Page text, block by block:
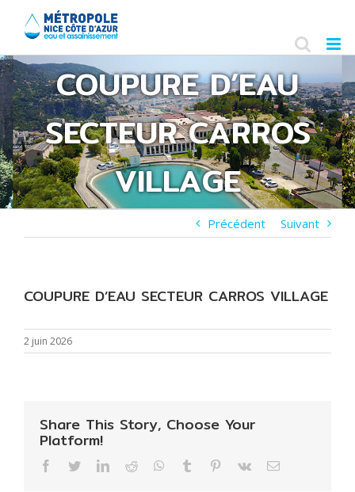
COUPURE D’EAU
SECTEUR CARROS
VILLAGE
Précédent Suivant
COUPURE D’EAU SECTEUR CARROS VILLAGE
2 juin 2026
Share This Story, Choose Your
Platform!
Facebook
TwitterLinkedIn
Reddit WhatsApp
Tumblr Pinterest
Vk Email